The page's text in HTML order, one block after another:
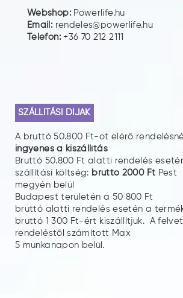
Webshop: Powerlife.hu
Email: rendeles@powerlife.hu
Telefon:+36 70 212 2111
SZÁLLÍTÁSI DÍJAK
A bruttó 50.800 Ft-ot elérő
ingyenes a kiszállítás
Bruttó 50.800 Ft alatti rendelés
szállítási költség: bruttó 2000 Ft Pest
megyén belül
Budapest területén a 50 800 Ft
bruttó alatti rendelés esetén a
bruttó 1 300 Ft-ért kiszállítjuk. A
rendeléstől számított Max
5 munkanapon belül.